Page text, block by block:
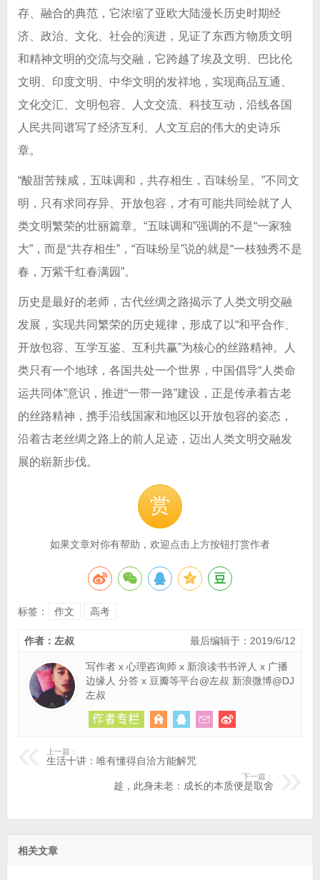
存、融合的典范，它浓缩了亚欧大陆漫长历史时期经
济、政治、文化、社会的演进，见证了东西方物质文明
和精神文明的交流与交融，它跨越了埃及文明、巴比伦
文明、印度文明、中华文明的发祥地，实现商品互通、
文化交汇、文明包容、人文交流、科技互动，沿线各国
人民共同谱写了经济互利、人文互启的伟大的史诗乐
章。
“酸甜苦辣咸，五味调和，共存相生，百味纷呈。”不同文
明，只有求同存异、开放包容，才有可能共同绘就了人
类文明繁荣的壮丽篇章。“五味调和”强调的不是“一家独
大”，而是“共存相生”，“百味纷呈”说的就是“一枝独秀不是
春，万紫千红春满园”。
历史是最好的老师，古代丝绸之路揭示了人类文明交融
发展，实现共同繁荣的历史规律，形成了以“和平合作、
开放包容、互学互鉴、互利共赢”为核心的丝路精神。人
类只有一个地球，各国共处一个世界，中国倡导“人类命
运共同体”意识，推进“一带一路”建设，正是传承着古老
的丝路精神，携手沿线国家和地区以开放包容的姿态，
沿着古老丝绸之路上的前人足迹，迈出人类文明交融发
展的崭新步伐。​​​​
赏
如果文章对你有帮助，欢迎点击上方按钮打赏作者
标签： 作文 高考
最后编辑于：2019/6/12
作者：左叔
写作者 x 心理咨询师 x 新浪读书书评人 x 广播
边缘人 分答 x 豆瓣等平台@左叔 新浪微博@DJ
左叔
上一篇：
生活十讲：唯有懂得自洽方能解咒
下一篇：
趁，此身未老：成长的本质便是取舍
相关文章